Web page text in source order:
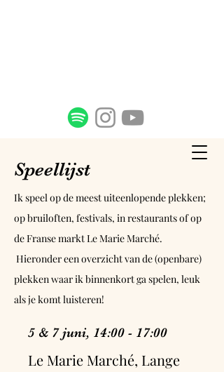
Speellijst
Ik speel op de meest uiteenlopende plekken;
op bruiloften, festivals, in restaurants of op
de Franse markt Le Marie Marché.
Hieronder een overzicht van de (openbare)
plekken waar ik binnenkort ga spelen, leuk
als je komt luisteren!
5 & 7 juni, 14:00 - 17:00
Le Marie Marché, Lange